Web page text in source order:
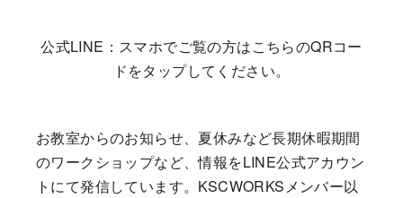
公式LINE：スマホでご覧の方はこちらのQRコー
ドをタップしてください。
お教室からのお知らせ、夏休みなど長期休暇期間
のワークショップなど、情報をLINE公式アカウン
トにて発信しています。KSCWORKSメンバー以